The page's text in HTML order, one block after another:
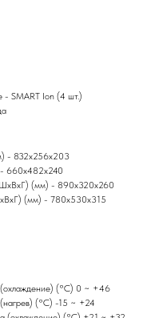
- SMART Ion (4 шт.)
- 832x256x203
- 660x482x240
(ШxВxГ) (мм) - 890x320x260
(мм) - 780x530x315
(охлаждение) (°C) 0 ~ +46
(°C) -15 ~ +24